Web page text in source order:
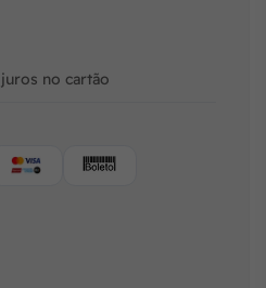
no cartão
(Crédito/Débito)
Cartão Boleto